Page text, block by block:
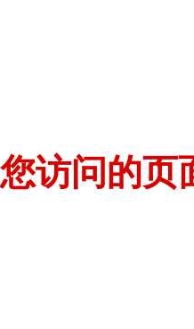
您访问的页